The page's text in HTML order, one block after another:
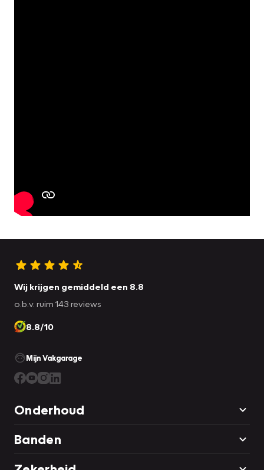
Wij krijgen gemiddeld een 8.8
o.b.v. ruim 143 reviews
8.8/10
Mijn Vakgarage
Onderhoud
Banden